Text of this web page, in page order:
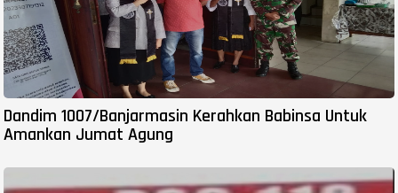
Dandim 1007/Banjarmasin Kerahkan Babinsa Untuk
Amankan Jumat Agung